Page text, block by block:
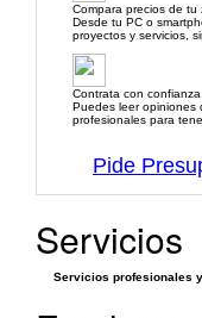
Compara precios de tu
Desde tu PC o
proyectos y servicios,
Contrata con confianza
Puedes leer opiniones
profesionales para
Pide
Servicios
Servicios profesionales